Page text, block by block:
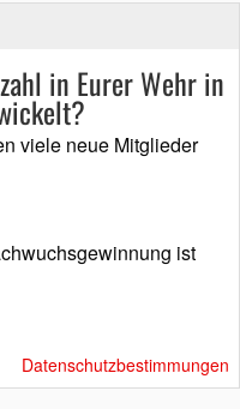
in Eurer Wehr in
viele neue Mitglieder
ist
Datenschutzbestimmungen